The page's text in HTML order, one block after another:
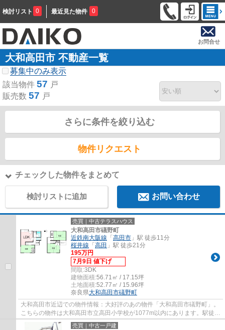
検討リスト 0 最近見た物件 0
お問合せ
大和高田市 不動産一覧
募集中のみ表示
該当物件 57 戸
販売数 57 戸
さらに条件を絞り込む
物件リクエスト
チェックした物件をまとめて
検討リストに追加 お問い合わせ
売買｜中古テラスハウス
大和高田市礒野町
近鉄南大阪線 「 高田市 」駅 徒歩11分
桜井線 「 高田 」駅 徒歩21分
195万円
7月9日 値下げ
間取:3DK
建物面積:56.71㎡ / 17.15坪
土地面積:52.77㎡ / 15.96坪
奈良県大和高田市礒野町
大和高田市近辺での物件情報：大好評のあの物件「大和高田市礒野町」。
こちらの物件は大和高田市立高田小学校が1077m以内にあります。駅徒歩
11分の場所にある物件です。経済的なメリッ...
売買｜中古一戸建